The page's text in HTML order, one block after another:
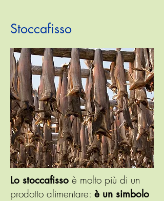
Stoccafisso
Lo stoccafisso è molto più di un
prodotto alimentare: è un simbolo